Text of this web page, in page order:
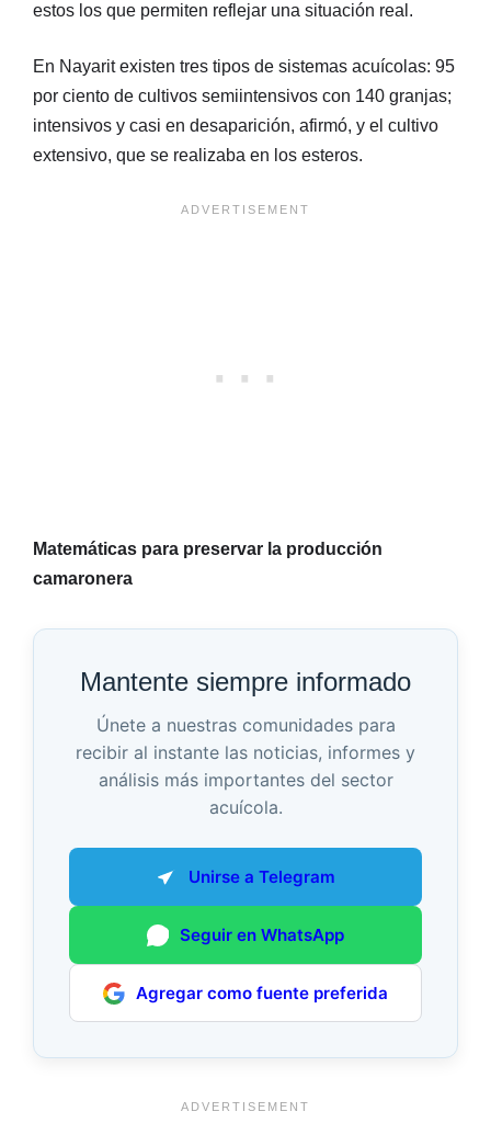
estos los que permiten reflejar una situación real.
En Nayarit existen tres tipos de sistemas acuícolas: 95
por ciento de cultivos semiintensivos con 140 granjas;
intensivos y casi en desaparición, afirmó, y el cultivo
extensivo, que se realizaba en los esteros.
Matemáticas para preservar la producción
camaronera
Mantente siempre informado
Únete a nuestras comunidades para
recibir al instante las noticias, informes y
análisis más importantes del sector
acuícola.
Unirse a Telegram
Seguir en WhatsApp
Agregar como fuente preferida